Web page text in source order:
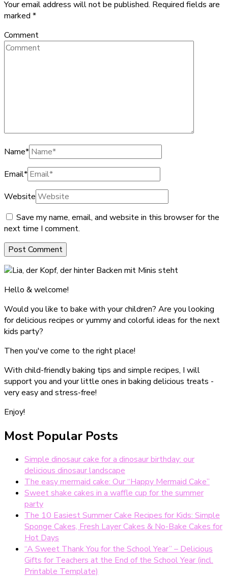
Your email address will not be published. Required fields are
marked *
Comment
Name*
Email*
Website
Save my name, email, and website in this browser for the
next time I comment.
Hello & welcome!
Would you like to bake with your children? Are you looking
for delicious recipes or yummy and colorful ideas for the next
kids party?
Then you've come to the right place!
With child-friendly baking tips and simple recipes, I will
support you and your little ones in baking delicious treats -
very easy and stress-free!
Enjoy!
Most Popular Posts
Simple dinosaur cake for a dinosaur birthday: our
delicious dinosaur landscape
The easy mermaid cake: Our “Happy Mermaid Cake”
Sweet shake cakes in a waffle cup for the summer
party
The 10 Easiest Summer Cake Recipes for Kids: Simple
Sponge Cakes, Fresh Layer Cakes & No-Bake Cakes for
Hot Days
“A Sweet Thank You for the School Year” – Delicious
Gifts for Teachers at the End of the School Year (incl.
Printable Template)